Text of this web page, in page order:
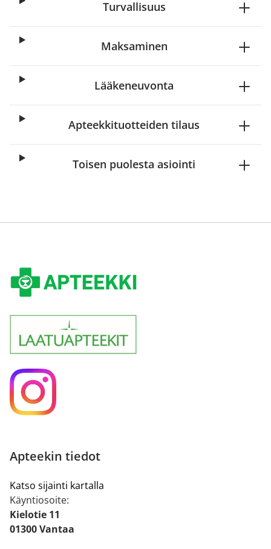
Turvallisuus
Maksaminen
Lääkeneuvonta
Apteekkituotteiden tilaus
Toisen puolesta asiointi
Apteekin tiedot
Katso sijainti kartalla
Käyntiosoite:
Kielotie 11
01300 Vantaa